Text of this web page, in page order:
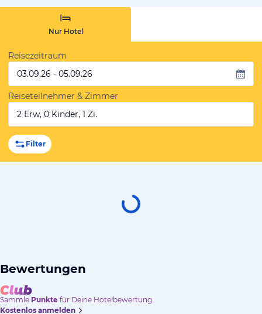
Nur Hotel
Reisezeitraum
03.09.26 - 05.09.26
Reiseteilnehmer & Zimmer
2 Erw, 0 Kinder, 1 Zi.
Filter
Bewertungen
Sammle Punkte für Deine Hotelbewertung.
Kostenlos anmelden